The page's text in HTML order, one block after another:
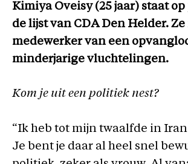
Kimiya Oveisy (25 jaar) staat
de lijst van CDA Den Helder. Ze
medewerker van een
minderjarige vluchtelingen.
Kom je uit een politiek nest?
“Ik heb tot mijn twaalfde in
Je bent je daar al heel snel